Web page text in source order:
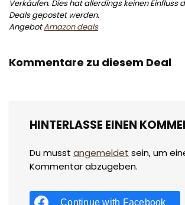
Verkäufen. Dies hat allerdings keinen Einfluss
Deals gepostet werden.
AngebotAmazon deals
Kommentare zu diesem Deal
HINTERLASSE EINEN
Du musst angemeldet sein, um
Kommentar abzugeben.
Continue with Facebook